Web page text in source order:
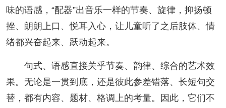
味的语感，“配器”出音乐一样的节奏、旋律，抑扬顿
挫、朗朗上口、悦耳入心，让儿童听了之后肢体、情
绪都兴奋起来、跃动起来。
句式、语感直接关乎节奏、韵律、综合的艺术效
果。无论是一贯到底，还是彼此参差错落、长短句交
替，都有内容、题材、格调上的考量。因此，它们不